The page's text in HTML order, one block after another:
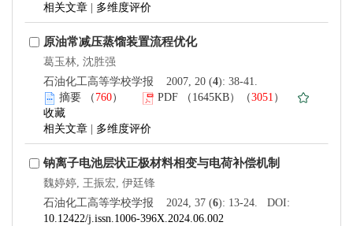
相关文章
多维度评价
原油常减压蒸馏装置流程优化
葛玉林, 沈胜强
石油化工高等学校学报 2007, 20 (4): 38-41.
摘要 （ 760） PDF （1645KB）（3051 ）
收藏
相关文章
多维度评价
钠离子电池层状正极材料相变与电荷补偿机制
魏婷婷, 王振宏, 伊廷锋
石油化工高等学校学报 2024, 37 (6): 13-24. DOI:
10.12422/j.issn.1006-396X.2024.06.002